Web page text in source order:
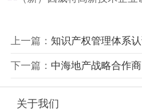
上一篇： 知识产权管理体系
下一篇： 中海地产战略合作商
关于我们